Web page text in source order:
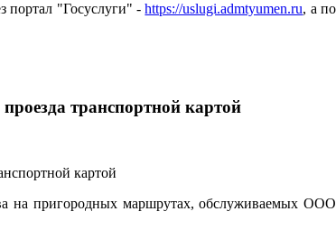
портал "Госуслуги" -https://uslugi.admtyumen.ru, а по
транспортной картой
на пригородных маршрутах, обслуживаемых ООО